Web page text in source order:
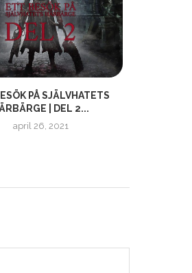
PÅ SJÄLVHATETS
| DEL 2...
april 26, 2021